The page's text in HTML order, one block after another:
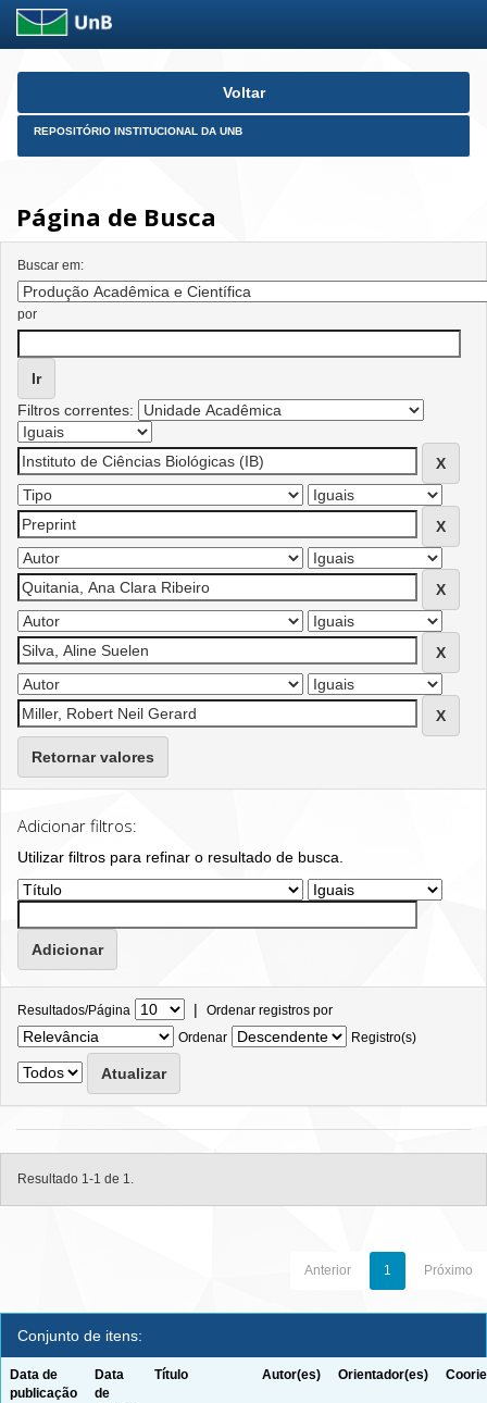
Skip
Voltar
REPOSITÓRIO INSTITUCIONAL DA UNB
Página de Busca
Buscar em:
por
Filtros correntes:
Retornar valores
Adicionar filtros:
Utilizar filtros para refinar o resultado de busca.
Resultados/Página | Ordenar registros por
Ordenar
Registro(s)
Resultado 1-1 de 1.
Anterior 1 Próximo
Conjunto de itens:
Data de
publicação
Data
de
Título Autor(es) Orientador(es)